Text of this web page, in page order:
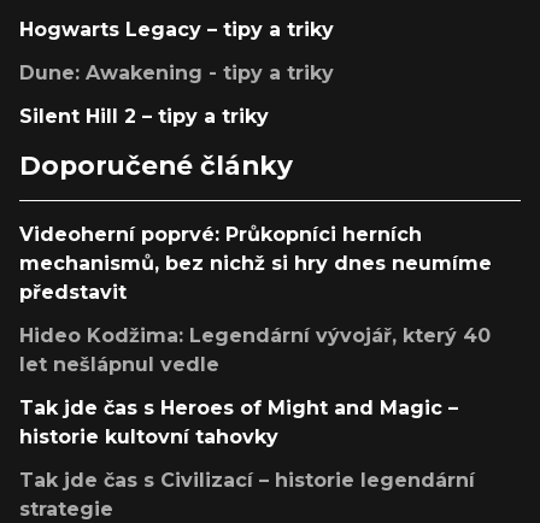
Hogwarts Legacy – tipy a triky
Dune: Awakening - tipy a triky
Silent Hill 2 – tipy a triky
Doporučené články
Videoherní poprvé: Průkopníci herních
mechanismů, bez nichž si hry dnes neumíme
představit
Hideo Kodžima: Legendární vývojář, který 40
let nešlápnul vedle
Tak jde čas s Heroes of Might and Magic –
historie kultovní tahovky
Tak jde čas s Civilizací – historie legendární
strategie